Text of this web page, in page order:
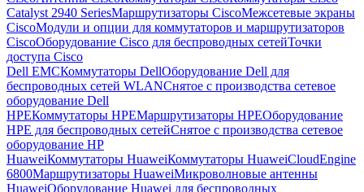
Catalyst 2940 SeriesМаршрутизаторы CiscoМежсетевые экраны
CiscoМодули и опции для коммутаторов и маршрутизаторов
CiscoОборудование Cisco для беспроводных сетейТочки
доступа Cisco
Dell EMCКоммутаторы DellОборудование Dell для
беспроводных сетей WLANСнятое с производства сетевое
оборудование Dell
HPEКоммутаторы HPEМаршрутизаторы HPEОборудование
HPE для беспроводных сетейСнятое с производства сетевое
оборудование HP
HuaweiКоммутаторы HuaweiКоммутаторы HuaweiCloudEngine
6800Маршрутизаторы HuaweiМикроволновые антенны
HuaweiОборудование Huawei для беспроводных